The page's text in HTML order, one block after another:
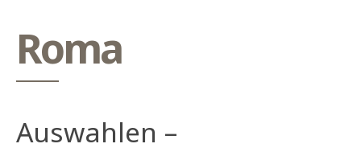
Auswahlen –
Roma